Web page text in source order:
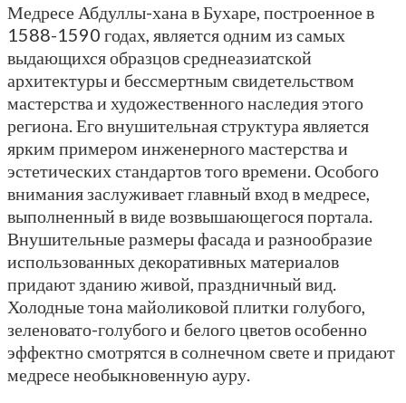
Медресе Абдуллы-хана в Бухаре, построенное в
1588-1590 годах, является одним из самых
выдающихся образцов среднеазиатской
архитектуры и бессмертным свидетельством
мастерства и художественного наследия этого
региона. Его внушительная структура является
ярким примером инженерного мастерства и
эстетических стандартов того времени. Особого
внимания заслуживает главный вход в медресе,
выполненный в виде возвышающегося портала.
Внушительные размеры фасада и разнообразие
использованных декоративных материалов
придают зданию живой, праздничный вид.
Холодные тона майоликовой плитки голубого,
зеленовато-голубого и белого цветов особенно
эффектно смотрятся в солнечном свете и придают
медресе необыкновенную ауру.